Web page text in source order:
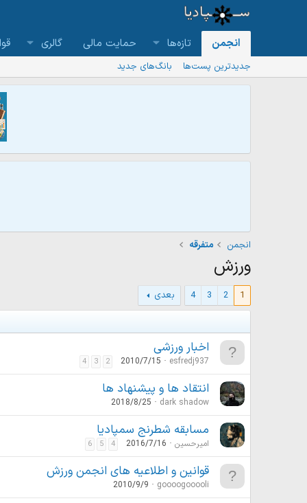
انجمن تازه‌ها حمایت مالی گالری
جدیدترین پست‌ها بانگ‌های جدید
انجمن متفرقه
ورزش
1
2
3
4
بعدی
اخبار ورزشی
esfredj937
2010/7/15
2
3
4
انتقاد ها و پیشنهاد ها
dark shadow
2018/8/25
مسابقه شطرنج سمپادیا
امیرحسین 2016/7/16
4
5
6
قوانین و اطلاعیه های انجمن ورزش
goooogooooli
2010/9/9